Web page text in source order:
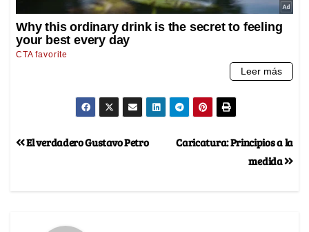
Caricatura: Principios a la
medida
El verdadero Gustavo Petro